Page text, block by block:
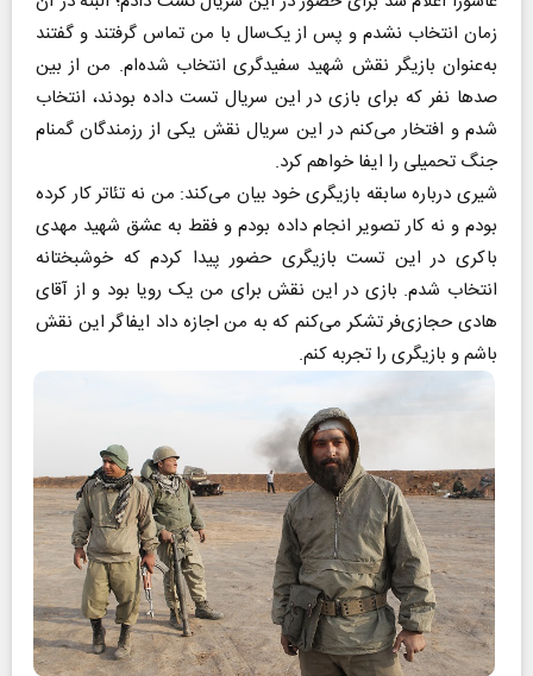
زمان انتخاب نشدم و پس از یک‌سال با من تماس گرفتند و گفتند
به‌عنوان بازیگر نقش شهید سفیدگری انتخاب شده‌ام. من از بین
صدها نفر که برای بازی در این سریال تست داده بودند، انتخاب
شدم و افتخار می‌کنم‌ در این سریال نقش یکی از رزمندگان گمنام
جنگ تحمیلی را ایفا خواهم کرد.
شیری درباره سابقه بازیگری خود بیان می‌کند: من نه تئاتر کار کرده
بودم و نه کار تصویر انجام داده بودم و فقط به عشق شهید مهدی
باکری در این تست بازیگری حضور پیدا کردم که خوشبختانه
انتخاب شدم. بازی در این نقش برای من یک رویا بود و از آقای
هادی حجازی‌فر تشکر می‌کنم که به من اجازه داد ایفاگر این نقش
باشم و بازیگری را تجربه کنم.